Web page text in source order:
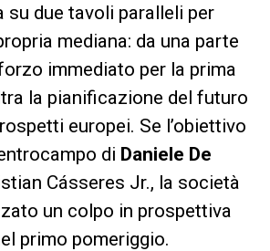
su due tavoli paralleli per
mediana: da una parte
immediato per la prima
la pianificazione del futuro
europei. Se l’obiettivo
di Daniele De
Cásseres Jr., la società
un colpo in prospettiva
primo pomeriggio.